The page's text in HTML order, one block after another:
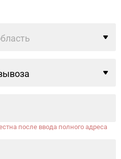
после ввода полного адреса